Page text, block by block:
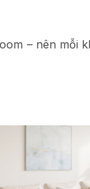
– nên